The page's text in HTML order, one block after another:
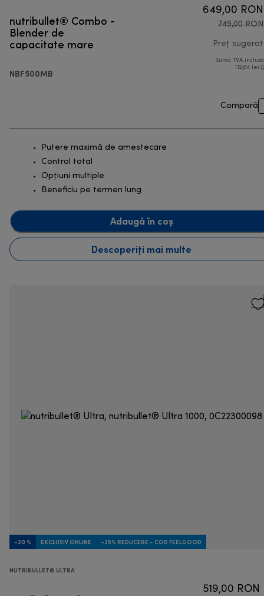
nutribullet® Combo -
Blender de
capacitate mare
NBF500MB
649,00 RON
749,00 RON
Preț sugerat
Sumă TVA
112,64 lei
Compară
Putere maximă de amestecare
Control total
Opțiuni multiple
Beneficiu pe termen lung
Adaugă în coș
Descoperiți mai multe
-20 % EXCLUSIV ONLINE -25% REDUCERE - COD FEELGOOD
NUTRIBULLET® ULTRA
519,00 RON